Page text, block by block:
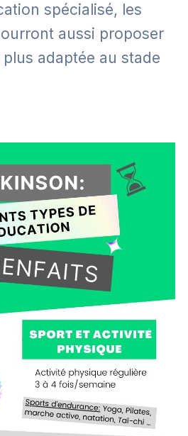
spécialisé, les
aussi proposer
adaptée au stade